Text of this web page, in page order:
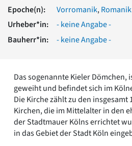
Romanik
Vorromanik
Römische Antike
Über uns
Freunde & Förderer
Kontakt
Impressum
Datenschutz
Suchbegriff eingeben
Epoche(n):
Vorromanik,Romanik
Urheber*in:
- keine Angabe -
Bauherr*in:
- keine Angabe -
Das sogenannte Kieler Dömchen,
geweiht und befindet sich im
Die Kirche zählt zu den
Kirchen, die im Mittelalter in den
der Stadtmauer Kölns errichtet
in das Gebiet der Stadt Köln